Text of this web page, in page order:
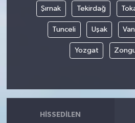
Şırnak Tekirdağ
Tunceli Uşak Van
Yozgat
HISSEDILEN